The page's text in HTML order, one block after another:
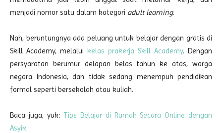
menjadi nomor satu dalam kategori adult learning.
Nah, beruntungnya ada peluang untuk belajar dengan gratis di
Skill Academy, melalui kelas prakerja Skill Academy. Dengan
persyaratan berumur delapan belas tahun ke atas, warga
negara Indonesia, dan tidak sedang menempuh pendidikan
formal seperti bersekolah atau kuliah.
Baca juga, yuk: Tips Belajar di Rumah Secara Online dengan
Asyik